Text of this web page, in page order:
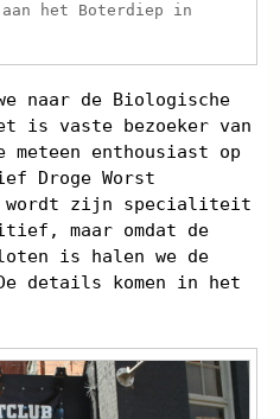
het Boterdiep in
naar de Biologische
is vaste bezoeker van
meteen enthousiast op
Droge Worst
wordt zijn specialiteit
maar omdat de
is halen we de
details komen in het